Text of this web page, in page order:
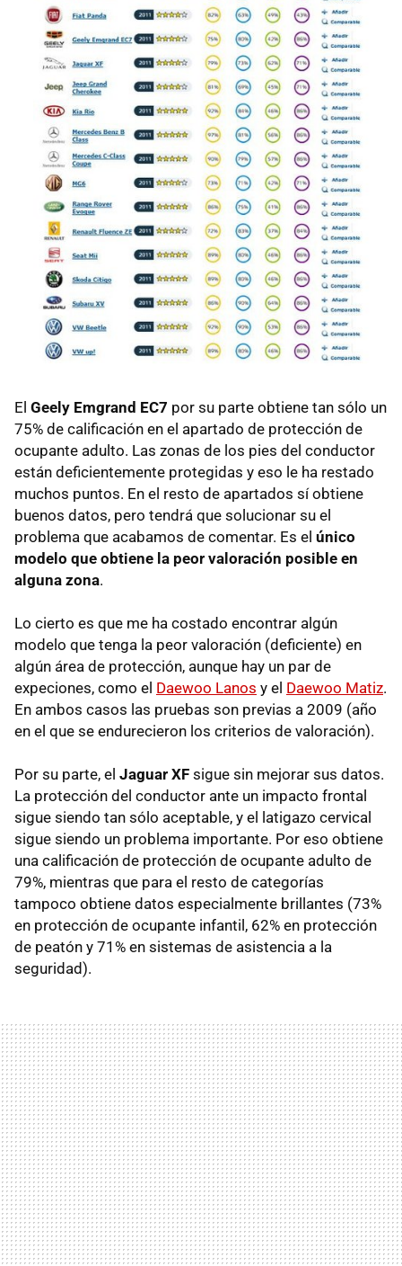
El Geely Emgrand EC7 por su parte obtiene tan sólo un
75% de calificación en el apartado de protección de
ocupante adulto. Las zonas de los pies del conductor
están deficientemente protegidas y eso le ha restado
muchos puntos. En el resto de apartados sí obtiene
buenos datos, pero tendrá que solucionar su el
problema que acabamos de comentar. Es el único
modelo que obtiene la peor valoración posible en
alguna zona.
Lo cierto es que me ha costado encontrar algún
modelo que tenga la peor valoración (deficiente) en
algún área de protección, aunque hay un par de
expeciones, como el Daewoo Lanos y el Daewoo Matiz.
En ambos casos las pruebas son previas a 2009 (año
en el que se endurecieron los criterios de valoración).
Por su parte, el Jaguar XF sigue sin mejorar sus datos.
La protección del conductor ante un impacto frontal
sigue siendo tan sólo aceptable, y el latigazo cervical
sigue siendo un problema importante. Por eso obtiene
una calificación de protección de ocupante adulto de
79%, mientras que para el resto de categorías
tampoco obtiene datos especialmente brillantes (73%
en protección de ocupante infantil, 62% en protección
de peatón y 71% en sistemas de asistencia a la
seguridad).